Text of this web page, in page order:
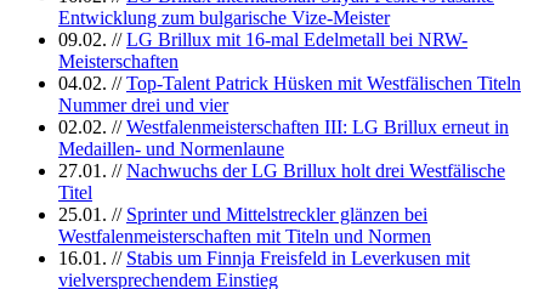
Entwicklung zum bulgarische Vize-Meister
09.02. //LG Brillux mit 16-mal Edelmetall bei NRW-
Meisterschaften
04.02. //Top-Talent Patrick Hüsken mit Westfälischen Titeln
Nummer drei und vier
02.02. //Westfalenmeisterschaften III: LG Brillux erneut in
Medaillen- und Normenlaune
27.01. //Nachwuchs der LG Brillux holt drei Westfälische
Titel
25.01. // Sprinter und Mittelstreckler glänzen bei
Westfalenmeisterschaften mit Titeln und Normen
16.01. // Stabis um Finnja Freisfeld in Leverkusen mit
vielversprechendem Einstieg